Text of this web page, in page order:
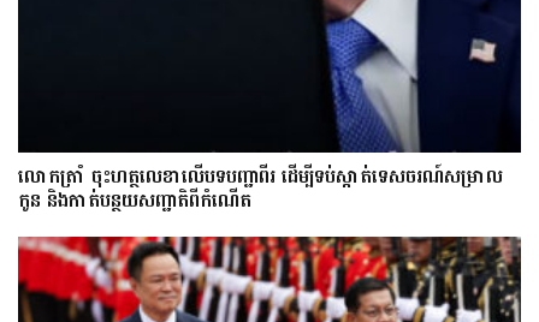
លោក​ត្រាំ ចុះហត្ថលេខាលើបទបញ្ជាពីរ ដើម្បីទប់ស្កាត់ទេស​ចរណ៍សម្រាល
កូន និងកាត់បន្ថយសញ្ជាតិពីកំណើត